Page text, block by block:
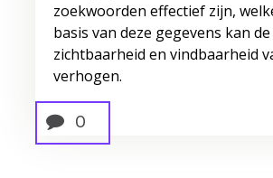
zoekwoorden effectief zijn,
basis van deze gegevens kan
zichtbaarheid en vindbaarheid
verhogen.
0